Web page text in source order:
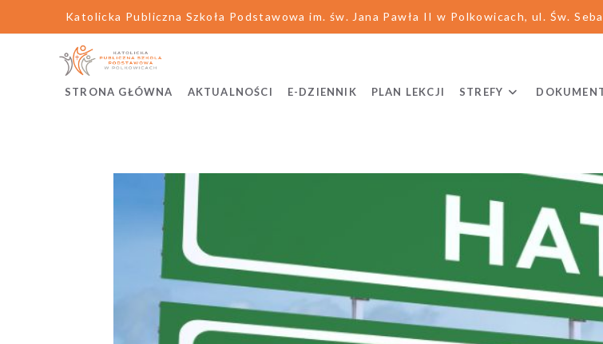
Katolicka Publiczna Szkoła Podstawowa im. św. Jana Pawła II w Polkowicach, ul. Św.
STRONA GŁÓWNA AKTUALNOŚCI E-DZIENNIK PLAN LEKCJI STREFY